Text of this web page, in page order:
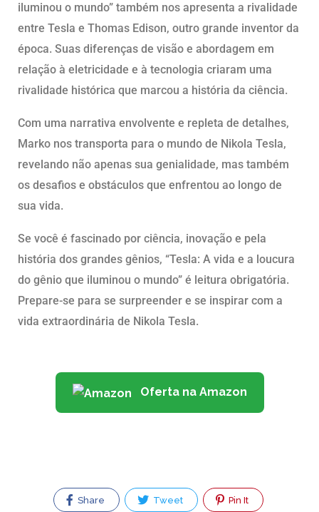
iluminou o mundo” também nos apresenta a rivalidade
entre Tesla e Thomas Edison, outro grande inventor da
época. Suas diferenças de visão e abordagem em
relação à eletricidade e à tecnologia criaram uma
rivalidade histórica que marcou a história da ciência.
Com uma narrativa envolvente e repleta de detalhes,
Marko nos transporta para o mundo de Nikola Tesla,
revelando não apenas sua genialidade, mas também
os desafios e obstáculos que enfrentou ao longo de
sua vida.
Se você é fascinado por ciência, inovação e pela
história dos grandes gênios, “Tesla: A vida e a loucura
do gênio que iluminou o mundo” é leitura obrigatória.
Prepare-se para se surpreender e se inspirar com a
vida extraordinária de Nikola Tesla.
Oferta na Amazon
Share Tweet Pin It